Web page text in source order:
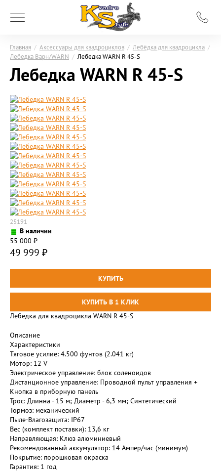
Главная / Аксессуары для квадроциклов / Лебёдка для квадроцикла /
Лебедка Варн/WARN / Лебедка WARN R 45-S
Лебедка WARN R 45-S
25191
В наличии
55 000 ₽
49 999 ₽
Лебедка для квадроцикла WARN R 45-S
Описание
Характеристики
Тяговое усилие: 4.500 фунтов (2.041 кг)
Мотор: 12 V
Электрическое управление: блок соленоидов
Дистанционное управление: Проводной пульт управления +
Кнопка в приборную панель
Трос: Длинна - 15 м; Диаметр - 6,3 мм; Синтетический
Тормоз: механический
Пыле-Влагозащита: IP67
Вес (комплект поставки): 13,6 кг
Направляющая: Клюз алюминиевый
Рекомендованный аккумулятор: 14 Ампер/час (минимум)
Покрытие: порошковая окраска
Гарантия: 1 год